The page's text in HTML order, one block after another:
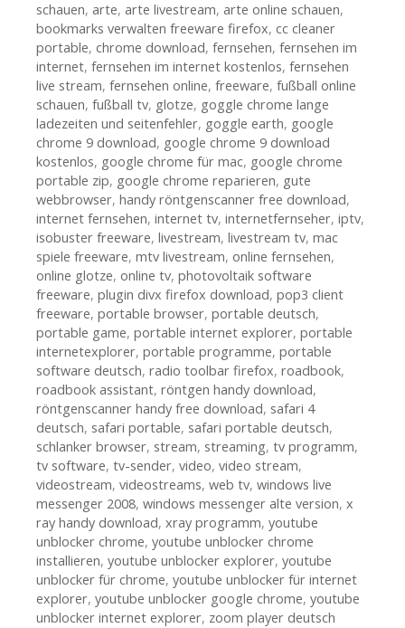
schauen, arte, arte livestream, arte online schauen,
bookmarks verwalten freeware firefox, cc cleaner
portable, chrome download, fernsehen, fernsehen im
internet, fernsehen im internet kostenlos, fernsehen
live stream, fernsehen online, freeware, fußball online
schauen, fußball tv, glotze, goggle chrome lange
ladezeiten und seitenfehler, goggle earth, google
chrome 9 download, google chrome 9 download
kostenlos, google chrome für mac, google chrome
portable zip, google chrome reparieren, gute
webbrowser, handy röntgenscanner free download,
internet fernsehen, internet tv, internetfernseher, iptv,
isobuster freeware, livestream, livestream tv, mac
spiele freeware, mtv livestream, online fernsehen,
online glotze, online tv, photovoltaik software
freeware, plugin divx firefox download, pop3 client
freeware, portable browser, portable deutsch,
portable game, portable internet explorer, portable
internetexplorer, portable programme, portable
software deutsch, radio toolbar firefox, roadbook,
roadbook assistant, röntgen handy download,
röntgenscanner handy free download, safari 4
deutsch, safari portable, safari portable deutsch,
schlanker browser, stream, streaming, tv programm,
tv software, tv-sender, video, video stream,
videostream, videostreams, web tv, windows live
messenger 2008, windows messenger alte version, x
ray handy download, xray programm, youtube
unblocker chrome, youtube unblocker chrome
installieren, youtube unblocker explorer, youtube
unblocker für chrome, youtube unblocker für internet
explorer, youtube unblocker google chrome, youtube
unblocker internet explorer, zoom player deutsch